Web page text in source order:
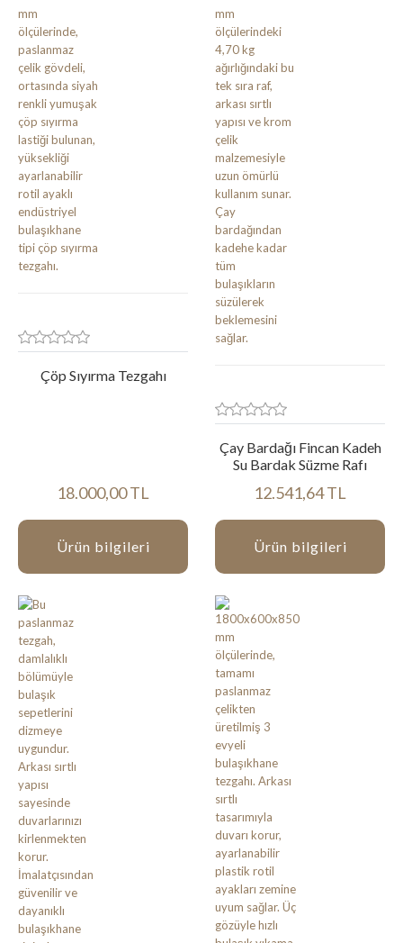
Çöp Sıyırma Tezgahı
18.000,00 TL
Ürün bilgileri
Çay Bardağı Fincan Kadeh
Su Bardak Süzme Rafı
12.541,64 TL
Ürün bilgileri